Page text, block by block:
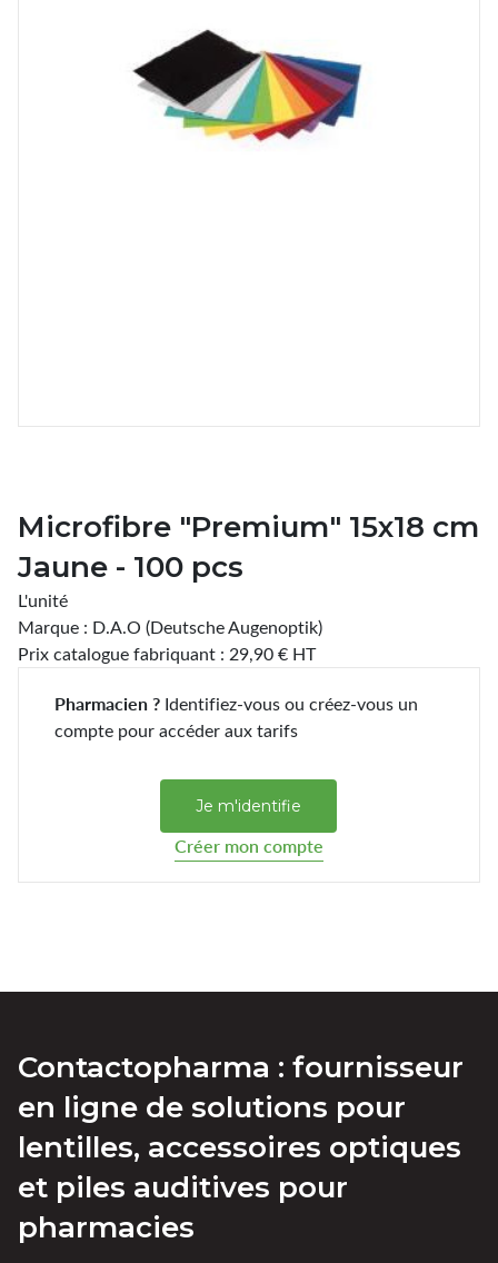
Spray désinfectant lunettes
Désinfection UV/UVC (LED,
rayonnement)
Microfibre "Premium" 15x18 cm
Jaune - 100 pcs
L'unité
Marque : D.A.O (Deutsche Augenoptik)
Prix catalogue fabriquant : 29,90 € HT
Pharmacien ? Identifiez-vous ou créez-vous un
compte pour accéder aux tarifs
Je m'identifie
Créer mon compte
Contactopharma : fournisseur
en ligne de solutions pour
lentilles, accessoires optiques
et piles auditives pour
pharmacies